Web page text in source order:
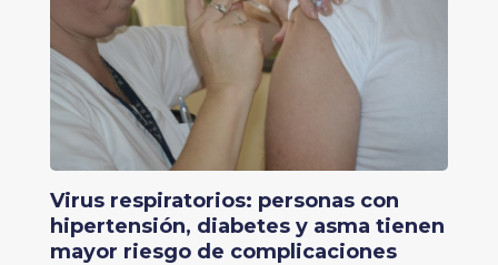
Virus respiratorios: personas con
hipertensión, diabetes y asma tienen
mayor riesgo de complicaciones